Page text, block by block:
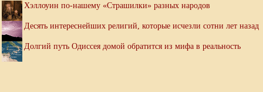
Хэллоуин по-нашему «Страшилки» разных народов
Десять интереснейших религий, которые исчезли сотни лет назад
Долгий путь Одиссея домой обратится из мифа в реальность